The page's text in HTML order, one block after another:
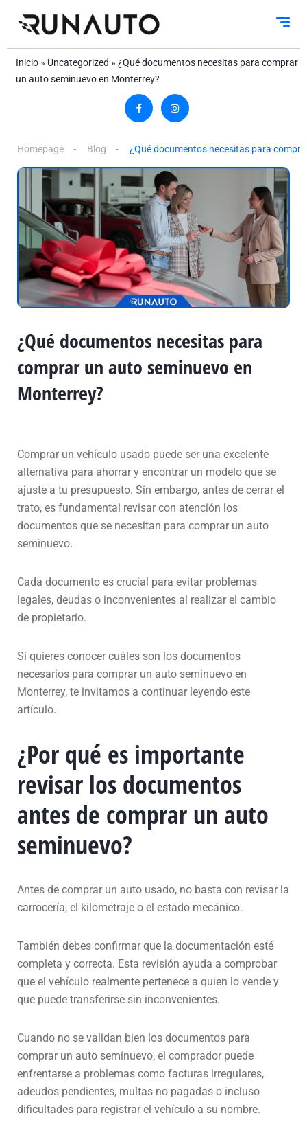
Inicio» Uncategorized » ¿Qué documentos necesitas para comprar
un auto seminuevo en Monterrey?
Homepage Blog ¿Qué documentos necesitas para
¿Qué documentos necesitas para
comprar un auto seminuevo en
Monterrey?
Comprar un vehículo usado puede ser una excelente
alternativa para ahorrar y encontrar un modelo que se
ajuste a tu presupuesto. Sin embargo, antes de cerrar el
trato, es fundamental revisar con atención los
documentos que se necesitan para comprar un auto
seminuevo.
Cada documento es crucial para evitar problemas
legales, deudas o inconvenientes al realizar el cambio
de propietario.
Si quieres conocer cuáles son los documentos
necesarios para comprar un auto seminuevo en
Monterrey, te invitamos a continuar leyendo este
artículo.
¿Por qué es importante
revisar los documentos
antes de comprar un auto
seminuevo?
Antes de comprar un auto usado, no basta con revisar la
carrocería, el kilometraje o el estado mecánico.
También debes confirmar que la documentación esté
completa y correcta. Esta revisión ayuda a comprobar
que el vehículo realmente pertenece a quien lo vende y
que puede transferirse sin inconvenientes.
Cuando no se validan bien los documentos para
comprar un auto seminuevo, el comprador puede
enfrentarse a problemas como facturas irregulares,
adeudos pendientes, multas no pagadas o incluso
dificultades para registrar el vehículo a su nombre.